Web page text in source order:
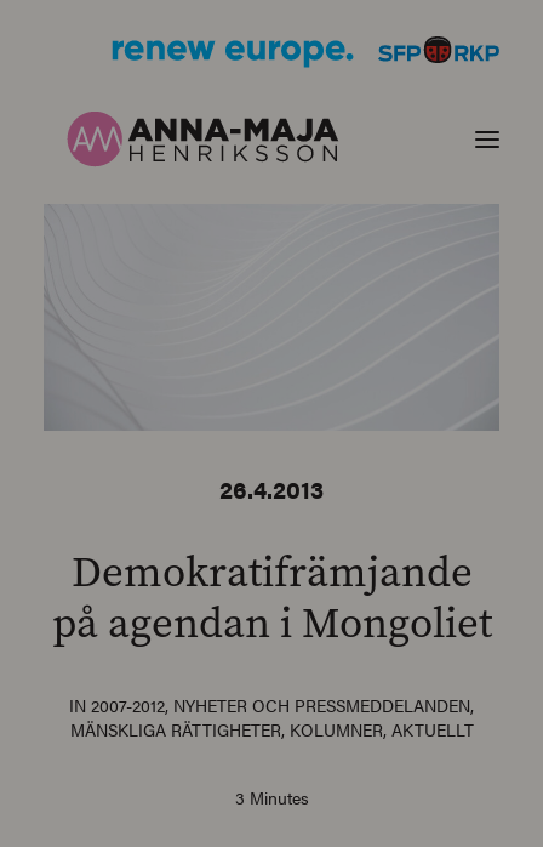
26.4.2013
Demokratifrämjande
på agendan i Mongoliet
IN 2007-2012, NYHETER OCH PRESSMEDDELANDEN,
MÄNSKLIGA RÄTTIGHETER, KOLUMNER, AKTUELLT
3 Minutes